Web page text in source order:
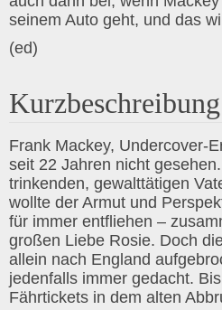
seinem Auto geht, und das
(ed)
Kurzbeschreibung
Frank Mackey, Undercover-
seit 22 Jahren nicht
trinkenden, gewalttätigen
wollte der Armut und
für immer entfliehen –
großen Liebe Rosie. Doch
allein nach England
jedenfalls immer gedacht.
Fährtickets in dem alten